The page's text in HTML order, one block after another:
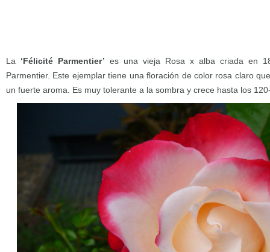
La ‘Félicité Parmentier’ es una vieja Rosa x alba criada en
Parmentier. Este ejemplar tiene una floración de color rosa claro
un fuerte aroma. Es muy tolerante a la sombra y crece hasta los